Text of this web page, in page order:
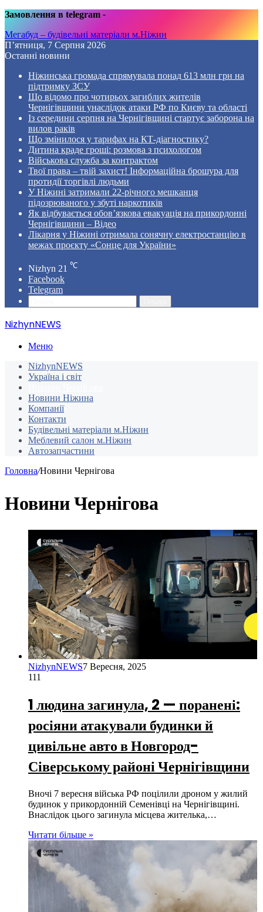
Замовлення в telegram -
Мегабуд – будівельні матеріали м.Ніжин
П’ятниця, 7 Серпня 2026
Останні новини
Ніжинська громада спрямувала понад 613 млн грн на
підтримку ЗСУ
Що відомо про чотирьох загиблих жителів
Чернігівщини унаслідок атаки РФ по Києву та області
Із середини серпня на Чернігівщині стартує заборона на
вилов раків
Що змінилося у тарифах на КТ-діагностику?
Дитина краде гроші: розмова з психологом
Військова служба за контрактом
Твої права – твій захист! Інформаційна брошура для
протидії торгівлі людьми
У Ніжині затримали 22-річного мешканця
підозрюваного у збуті наркотиків
Як відбувається обов’язкова евакуація на прикордонні
Чернігівщини – Відео
Лікарня у Ніжині отримала сонячну електростанцію в
межах проєкту «Сонце для України»
Nizhyn 21 ℃
Facebook
Telegram
NizhynNEWS
Меню
NizhynNEWS
Україна і світ
Новини Ніжина
Компанії
Контакти
Будівельні матеріали м.Ніжин
Меблевий салон м.Ніжин
Автозапчастини
Головна/Новини Чернігова
Новини Чернігова
NizhynNEWS7 Вересня, 2025
111
1 людина загинула, 2 — поранені:
росіяни атакували будинки й
цивільне авто в Новгород-
Сіверському районі Чернігівщини
Вночі 7 вересня війська РФ поцілили дроном у жилий
будинок у прикордонній Семенівці на Чернігівщині.
Внаслідок цього загинула місцева жителька,…
Читати більше »